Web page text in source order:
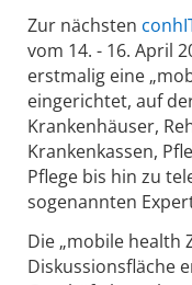
Zur nächsten
vom 14. - 16. April
erstmalig eine
eingerichtet, auf
Krankenhäuser,
Krankenkassen,
Pflege bis hin zu
sogenannten
Die „mobile health
Diskussionsfläche